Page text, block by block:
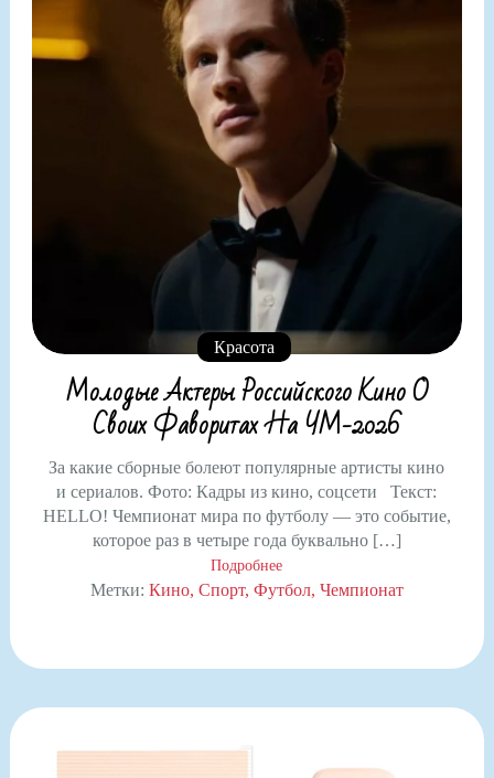
Красота
Молодые Актеры Российского Кино О
Своих Фаворитах На ЧМ-2026
За какие сборные болеют популярные артисты кино
и сериалов. Фото: Кадры из кино, соцсети Текст:
HELLO! Чемпионат мира по футболу — это событие,
которое раз в четыре года буквально […]
Подробнее
Метки: Кино Спорт Футбол Чемпионат